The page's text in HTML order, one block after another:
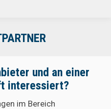
und an einer
interessiert?
im Bereich